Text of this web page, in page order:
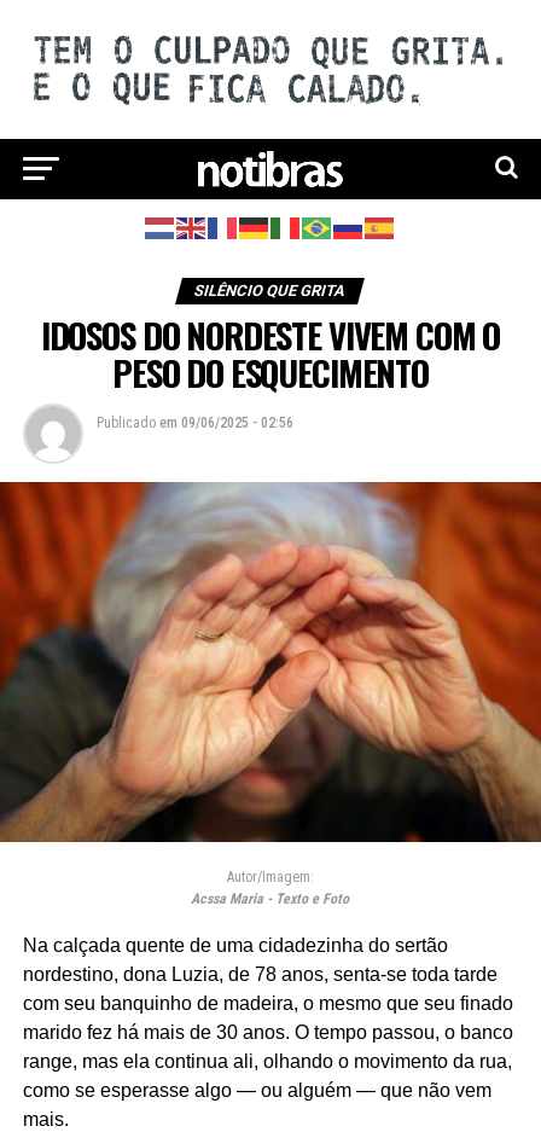
SILÊNCIO QUE GRITA
IDOSOS DO NORDESTE VIVEM COM O
PESO DO ESQUECIMENTO
Publicado em 09/06/2025 - 02:56
Autor/Imagem:
Acssa Maria - Texto e Foto
Na calçada quente de uma cidadezinha do sertão
nordestino, dona Luzia, de 78 anos, senta-se toda tarde
com seu banquinho de madeira, o mesmo que seu finado
marido fez há mais de 30 anos. O tempo passou, o banco
range, mas ela continua ali, olhando o movimento da rua,
como se esperasse algo — ou alguém — que não vem
mais.